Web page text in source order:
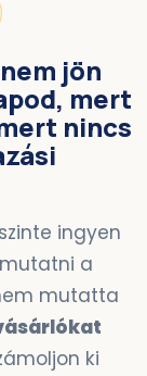
jön
mert
nincs
ingyen
a
mutatta
ki